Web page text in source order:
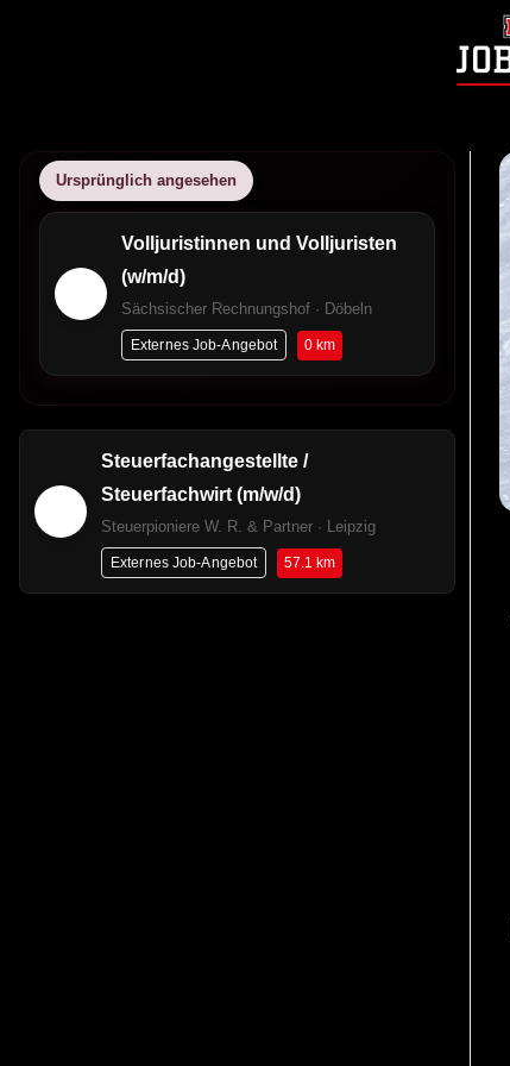
Ursprünglich angesehen
Volljuristinnen und Volljuristen
(w/m/d)
Sächsischer Rechnungshof · Döbeln
Externes Job-Angebot 0 km
Steuerfachangestellte /
Steuerfachwirt (m/w/d)
Steuerpioniere W. R. & Partner · Leipzig
Externes Job-Angebot 57.1 km